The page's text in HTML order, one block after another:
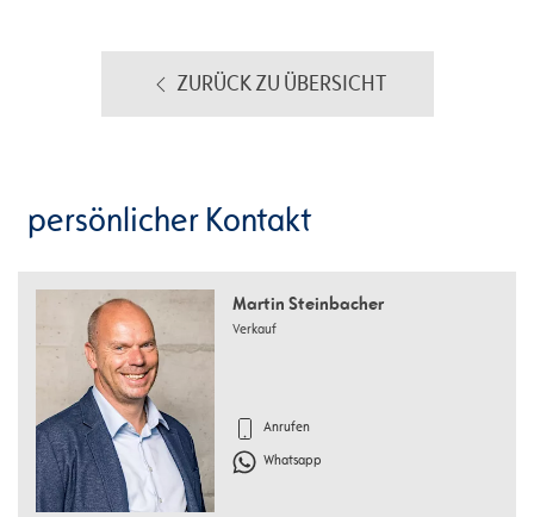
ZURÜCK ZU ÜBERSICHT
persönlicher Kontakt
Martin Steinbacher
Verkauf
Anrufen
Whatsapp